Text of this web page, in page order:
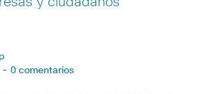
- 0 comentarios